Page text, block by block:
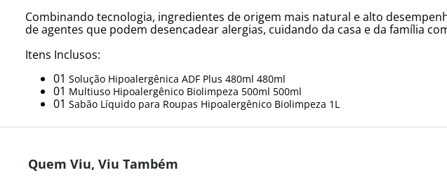
Combinando tecnologia, ingredientes de origem mais natural e alto
de agentes que podem desencadear alergias, cuidando da casa e da família
Itens Inclusos:
01 Solução Hipoalergênica ADF Plus 480ml 480ml
01 Multiuso Hipoalergênico Biolimpeza 500ml 500ml
01 Sabão Líquido para Roupas Hipoalergênico Biolimpeza 1L
Quem Viu, Viu Também